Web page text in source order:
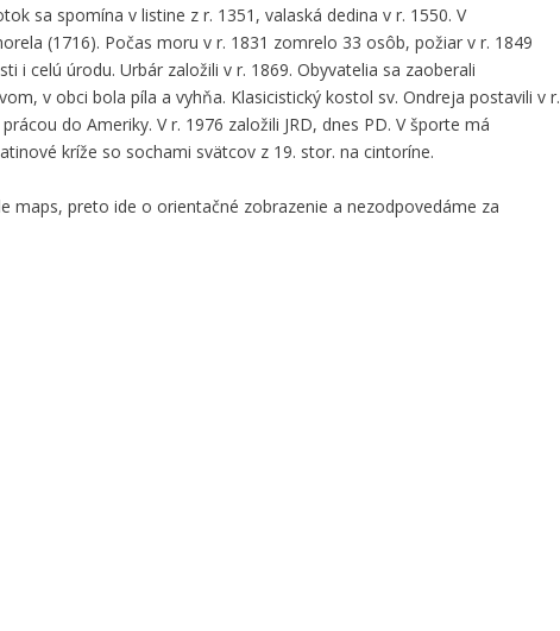
sa spomína v listine z r. 1351, valaská dedina v r. 1550. V
(1716). Počas moru v r. 1831 zomrelo 33 osôb, požiar v r. 1849
i celú úrodu. Urbár založili v r. 1869. Obyvatelia sa zaoberali
v obci bola píla a vyhňa. Klasicistický kostol sv. Ondreja postavili v r.
do Ameriky. V r. 1976 založili JRD, dnes PD. V športe má
kríže so sochami svätcov z 19. stor. na cintoríne.
maps, preto ide o orientačné zobrazenie a nezodpovedáme za